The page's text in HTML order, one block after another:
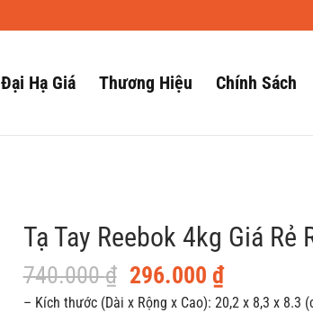
Đại Hạ Giá Thương Hiệu Chính Sách
Tạ Tay Reebok 4kg Giá Rẻ
740.000₫ Giá
gốc
296.000 ₫Giá
hiện
– Kích thước (Dài x Rộng x Cao): 20,2 x 8,3 x 8.3